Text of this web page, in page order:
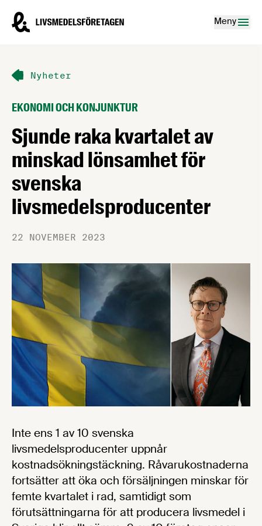
Livsmedelsföretagen – till startsidan
Meny
Nyheter
EKONOMI OCH KONJUNKTUR
Sjunde raka kvartalet av
minskad lönsamhet för
svenska
livsmedelsproducenter
22 NOVEMBER 2023
Inte ens 1 av 10 svenska
livsmedelsproducenter uppnår
kostnadsökningstäckning. Råvarukostnaderna
fortsätter att öka och försäljningen minskar för
femte kvartalet i rad, samtidigt som
förutsättningarna för att producera livsmedel i